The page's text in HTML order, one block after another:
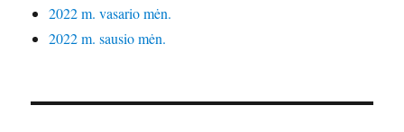
2022 m. vasario mėn.
2022 m. sausio mėn.